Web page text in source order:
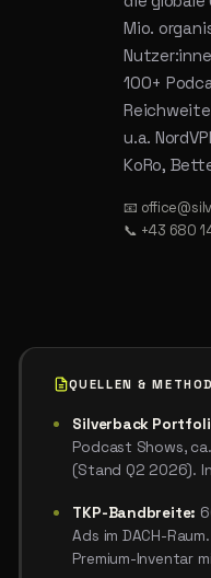
Mio.
100+
u.a.
KoRo,
📧
📞 +43 680
QUELLEN &
Silverback
Podcast Shows,
(Stand Q2 2026).
TKP-Bandbreite:
Ads im DACH-
Premium-Inventar